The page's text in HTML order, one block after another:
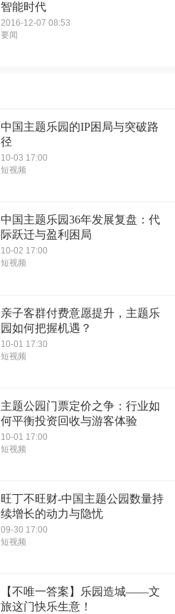
智能时代
2016-12-07 08:53
要闻
中国主题乐园的IP困局与突破路
径
10-03 17:00
短视频
中国主题乐园36年发展复盘：代
际跃迁与盈利困局
10-02 17:00
短视频
亲子客群付费意愿提升，主题乐
园如何把握机遇？
10-01 17:30
短视频
主题公园门票定价之争：行业如
何平衡投资回收与游客体验
10-01 17:00
短视频
旺丁不旺财-中国主题公园数量持
续增长的动力与隐忧
09-30 17:00
短视频
【不唯一答案】乐园造城——文
旅这门快乐生意！